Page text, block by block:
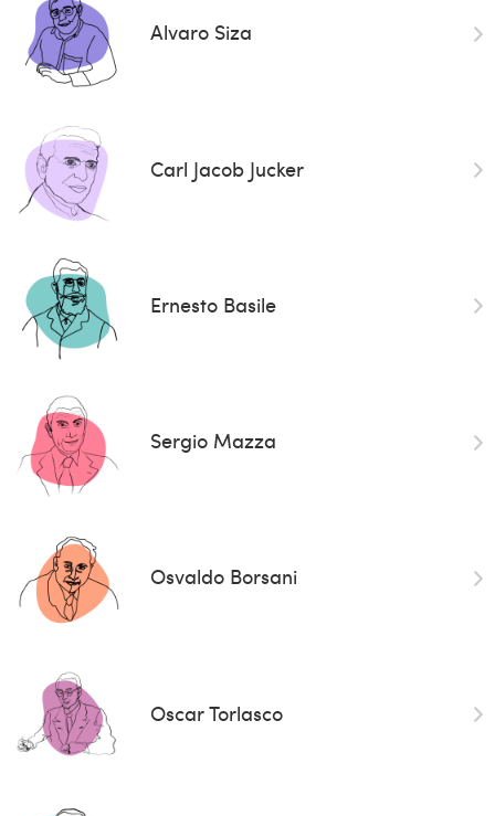
Alvaro Siza
Carl Jacob Jucker
Ernesto Basile
Sergio Mazza
Osvaldo Borsani
Oscar Torlasco